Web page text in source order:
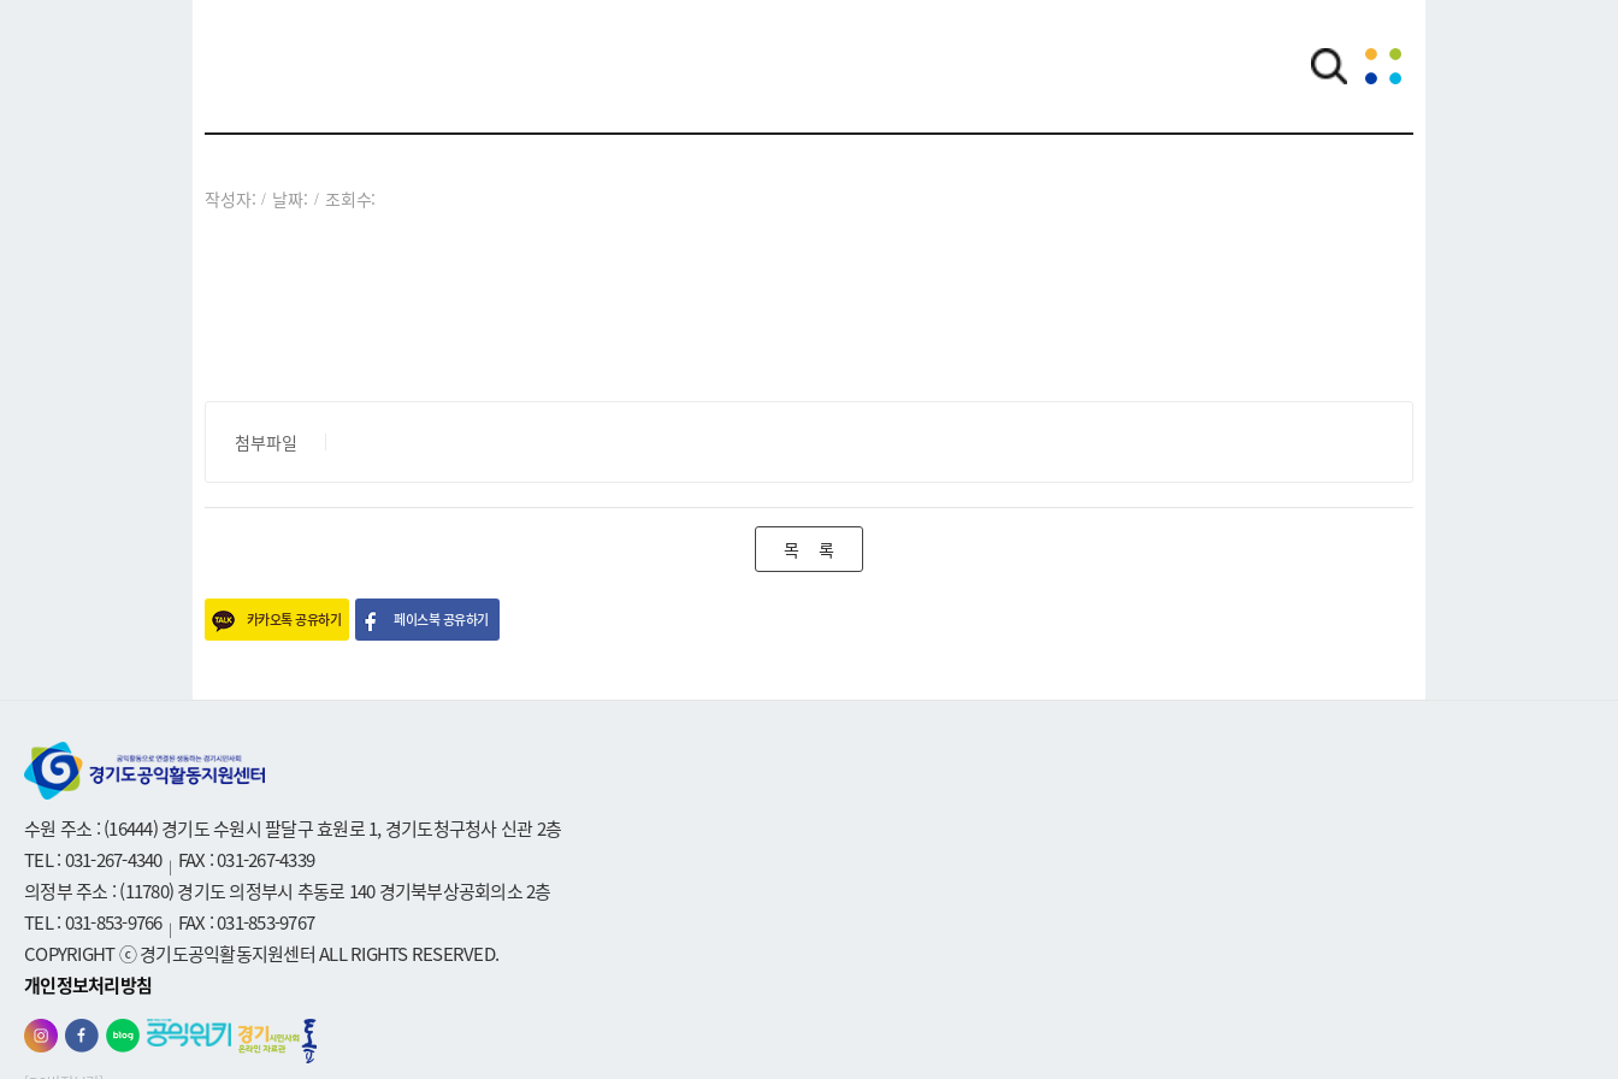
작성자: / 날짜: / 조회수:
첨부파일
카카오톡 공유하기 페이스북 공유하기
목 록
수원 주소 : (16444) 경기도 수원시 팔달구 효원로 1, 경기도청구청사 신관 2층
TEL : 031-267-4340 | FAX : 031-267-4339
의정부 주소 : (11780) 경기도 의정부시 추동로 140 경기북부상공회의소 2층
TEL : 031-853-9766 | FAX : 031-853-9767
COPYRIGHT ⓒ 경기도공익활동지원센터 ALL RIGHTS RESERVED.
개인정보처리방침